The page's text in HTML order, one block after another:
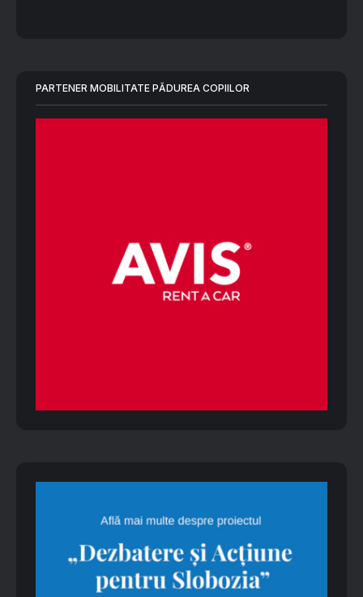
PARTENER MOBILITATE PĂDUREA COPIILOR